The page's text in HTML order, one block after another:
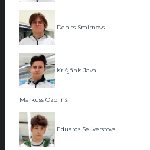
Deniss Smirnovs
Krišjānis Java
Markuss Ozoliņš
Eduards Seļiverstovs